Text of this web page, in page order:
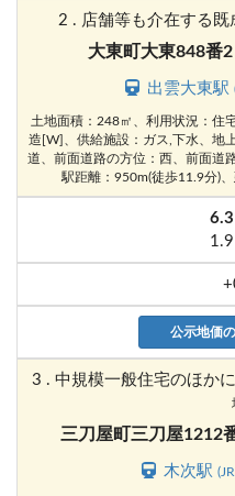
2 . 店舗等も介在する
大東町大東848番2
出雲大東駅
土地面積：248㎡、利用状況：住
造[W]、供給施設：ガス,下水、地
道、前面道路の方位：西、前面道
駅距離：950m(徒歩11.9分)
6.3
1.9
公示地価
3 . 中規模一般住宅のほか
三刀屋町三刀屋1212
木次駅